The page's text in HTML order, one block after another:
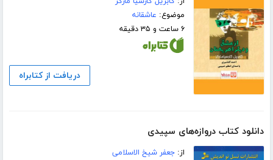
موضوع: عاشقانه
۶ ساعت و ۳۵ دقیقه
دریافت از کتابراه
دانلود کتاب دروازه‌های سپیدی
از:جعفر شیخ الاسلامی